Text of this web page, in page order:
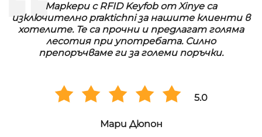
RFID праненето марки от Xinye са идеални за
нашата пранерница. Те са водонепроницаеми и
имат дълг живот. Ние сме много доволни от
качеството и правим регулярни поръчки в
големи количества.
5.0
Ханс Мюлер